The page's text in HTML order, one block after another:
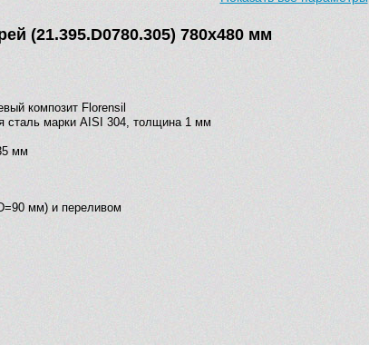
(21.395.D0780.305) 780х480 мм
композит Florensil
марки AISI 304, толщина 1 мм
мм
мм) и переливом